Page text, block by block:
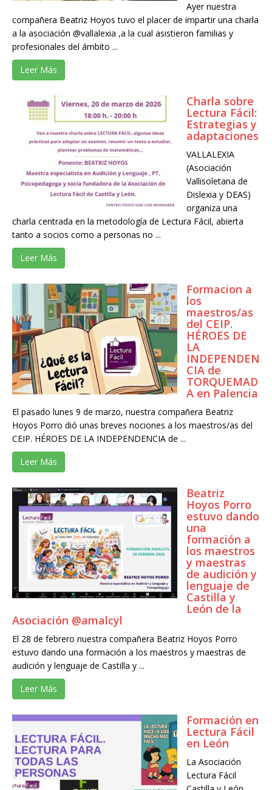
Ayer nuestra
compañera Beatriz Hoyos tuvo el placer de impartir una charla
a la asociación @vallalexia ,a la cual asistieron familias y
profesionales del ámbito ...
Leer Más
Charla sobre
Lectura Fácil:
Estrategias y
adaptaciones
VALLALEXIA
(Asociación
Vallisoletana de
Dislexia y DEAS)
organiza una
charla centrada en la metodología de Lectura Fácil, abierta
tanto a socios como a personas no ...
Leer Más
Formacion a
los
maestros/as
del CEIP.
HÉROES DE
LA
INDEPENDEN
CIA de
TORQUEMAD
A en Palencia
El pasado lunes 9 de marzo, nuestra compañera Beatriz
Hoyos Porro dió unas breves nociones a los maestros/as del
CEIP. HÉROES DE LA INDEPENDENCIA de ...
Leer Más
Beatriz
Hoyos Porro
estuvo dando
una
formación a
los maestros
y maestras
de audición y
lenguaje de
Castilla y
León de la
Asociación @amalcyl
El 28 de febrero nuestra compañera Beatriz Hoyos Porro
estuvo dando una formación a los maestros y maestras de
audición y lenguaje de Castilla y ...
Leer Más
Formación en
Lectura Fácil
en León
La Asociación
Lectura Fácil